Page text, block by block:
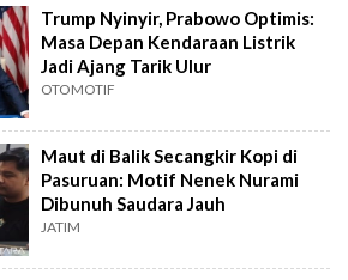
Trump Nyinyir, Prabowo Optimis:
Masa Depan Kendaraan Listrik
Jadi Ajang Tarik Ulur
OTOMOTIF
Maut di Balik Secangkir Kopi di
Pasuruan: Motif Nenek Nurami
Dibunuh Saudara Jauh
JATIM